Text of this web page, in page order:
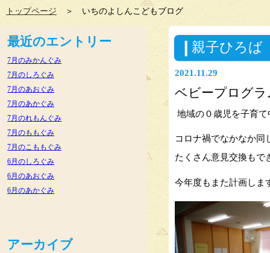
トップページ ＞ いちのよしんこどもブログ
親子ひろば
2021.11.29
ベビープログラ
地域の０歳児を子育
コロナ禍でなかなか同
たくさん意見交換もで
今年度もまた計画しま
最近のエントリー
7月のみかんぐみ
7月のしろぐみ
7月のあおぐみ
7月のあかぐみ
7月のれもんぐみ
7月のももぐみ
7月のこももぐみ
6月のしろぐみ
6月のあおぐみ
6月のあかぐみ
アーカイブ